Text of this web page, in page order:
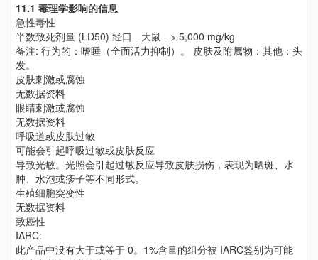
11.1 毒理学影响的信息
急性毒性
半数致死剂量 (LD50) 经口 - 大鼠 - > 5,000 mg/kg
备注: 行为的：嗜睡（全面活力抑制）。 皮肤及附属物：其他：头
发。
皮肤刺激或腐蚀
无数据资料
眼睛刺激或腐蚀
无数据资料
呼吸道或皮肤过敏
可能会引起呼吸过敏或皮肤反应
导致光敏。光照会引起过敏反应导致皮肤损伤，表现为晒斑、水
肿、水泡或疹子等不同形式。
生殖细胞突变性
无数据资料
致癌性
IARC:
此产品中没有大于或等于 0。1%含量的组分被 IARC鉴别为可能